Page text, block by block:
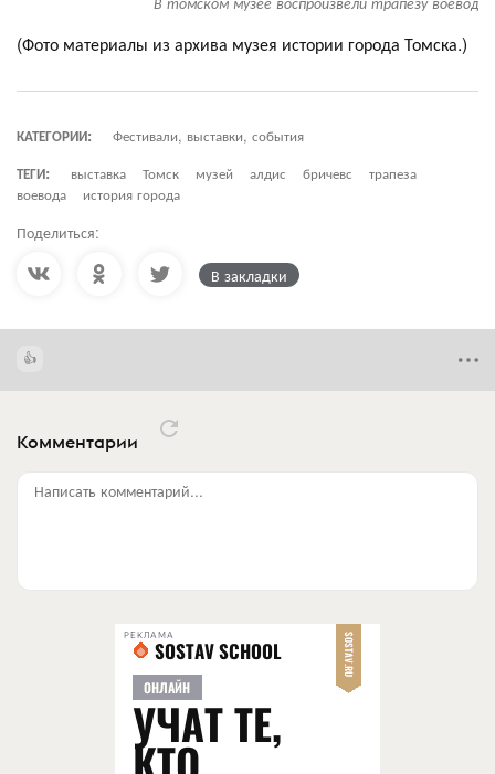
(Фото материалы из архива музея истории города Томска.)
КАТЕГОРИИ:
Фестивали, выставки, события
ТЕГИ:
выставка Томск музей алдис бричевс
трапеза
воевода
история города
Поделиться:
В закладки
Комментарии
Написать комментарий...
РЕКЛАМА